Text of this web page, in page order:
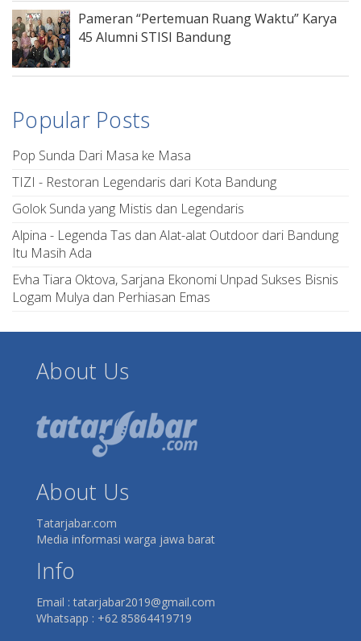
Pameran “Pertemuan Ruang Waktu” Karya
45 Alumni STISI Bandung
Popular Posts
Pop Sunda Dari Masa ke Masa
TIZI - Restoran Legendaris dari Kota Bandung
Golok Sunda yang Mistis dan Legendaris
Alpina - Legenda Tas dan Alat-alat Outdoor dari Bandung
Itu Masih Ada
Evha Tiara Oktova, Sarjana Ekonomi Unpad Sukses Bisnis
Logam Mulya dan Perhiasan Emas
About Us
About Us
Tatarjabar.com
Media informasi warga jawa barat
Info
Email : tatarjabar2019@gmail.com
Whatsapp : +62 85864419719